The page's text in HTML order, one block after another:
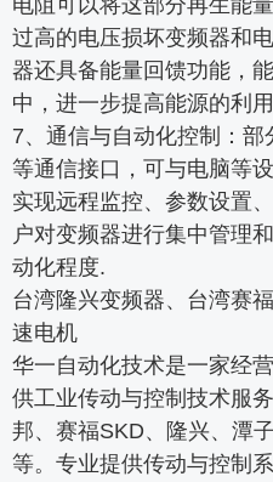
过高的电压损坏变频器和
器还具备能量回馈功能，
中，进一步提高能源的利
7、通信与自动化控制：
等通信接口，可与电脑等
实现远程监控、参数设置
户对变频器进行集中管理
动化程度.
台湾隆兴变频器、台湾赛
速电机
华一自动化技术是一家经
供工业传动与控制技术服
邦、赛福SKD、隆兴、潭
等。专业提供传动与控制